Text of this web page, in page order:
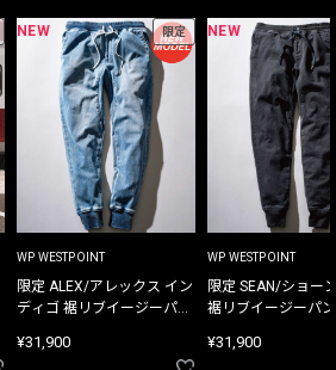
NEW 限定
WP WESTPOINT
限定 ALEX/アレックス イン
ディゴ 裾リブイージーパン
¥31,900
NEW
WP WESTPOINT
限定 SEAN/ショー
裾リブイージーパ
¥31,900